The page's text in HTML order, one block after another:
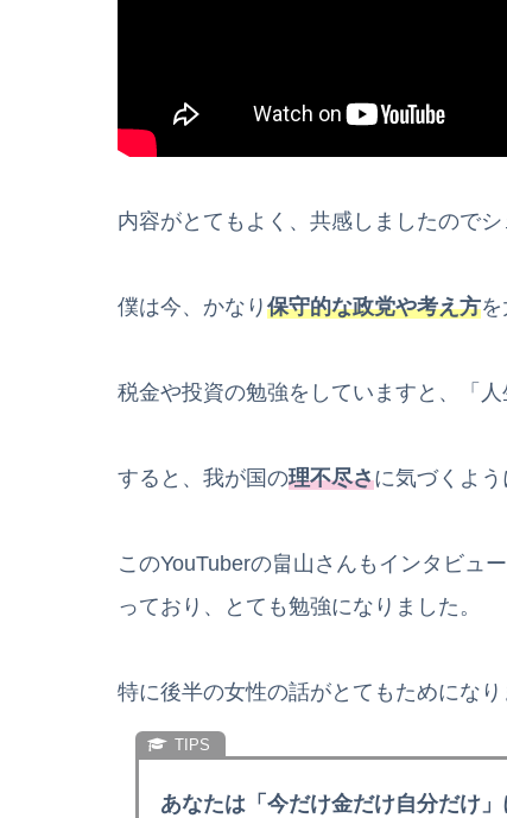
内容がとてもよく、共感しましたのでシ
僕は今、かなり 保守的な政党や考え方
税金や投資の勉強をしていますと、「
すると、我が国の理不尽さに気づくよう
このYouTuberの畠山さんもインタビュ
っており、とても勉強になりました。
特に後半の女性の話がとてもためになり
あなたは「今だけ金だけ自分だけ